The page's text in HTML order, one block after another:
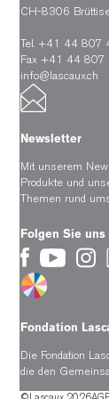
CH-8306
Tel. +41 44 807
Fax +41 44 807
info@lascaux.ch
Newsletter
Mit unserem
Produkte und
Themen rund
Folgen Sie uns
Fondation
Die Fondation
die den